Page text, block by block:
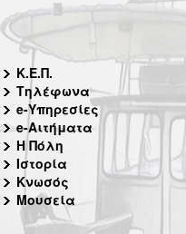
Κ.Ε.Π.
Τηλέφωνα
e-Υπηρεσίες
e-Αιτήματα
Η Πόλη
Ιστορία
Κνωσός
Μουσεία